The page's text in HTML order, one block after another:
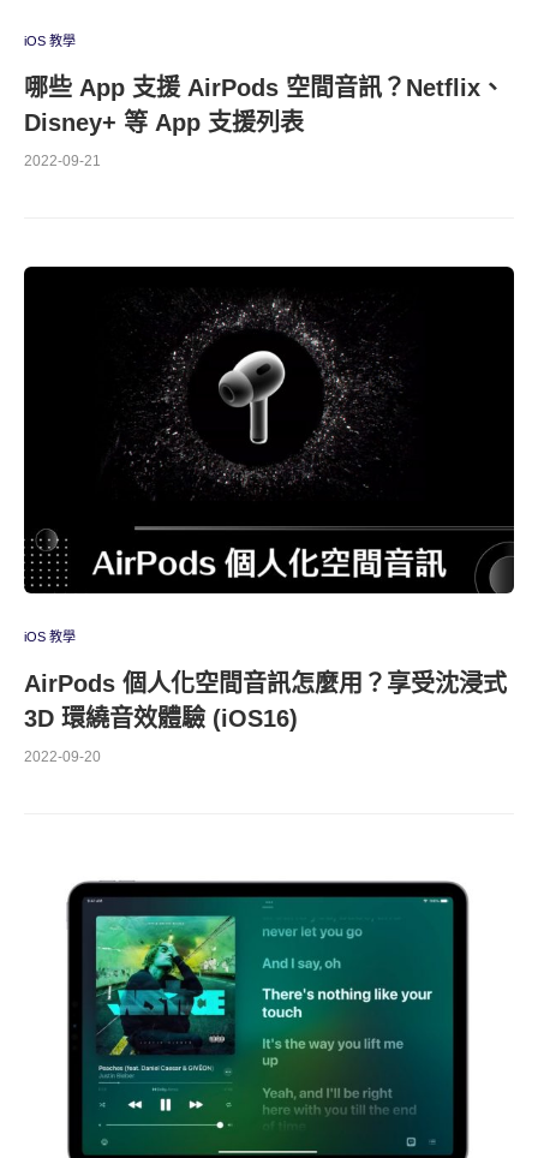
iOS 教學
哪些 App 支援 AirPods 空間音訊？Netflix、
Disney+ 等 App 支援列表
2022-09-21
iOS 教學
AirPods 個人化空間音訊怎麼用？享受沈浸式
3D 環繞音效體驗 (iOS16)
2022-09-20